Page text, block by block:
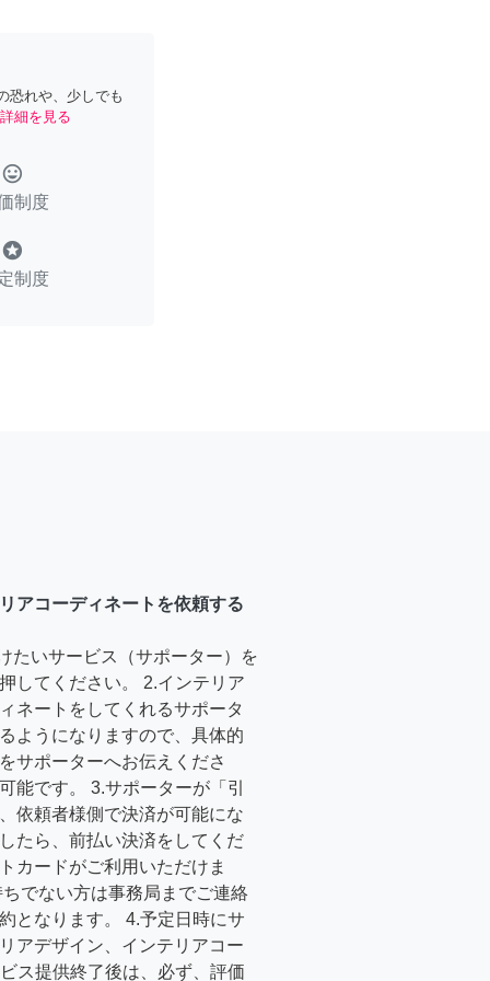
恐れや、少しでも
詳細を見る
tag_faces
制度
stars
制度
アコーディネートを依頼する
たいサービス（サポーター）を
してください。 2.インテリア
ネートをしてくれるサポータ
ようになりますので、具体的
サポーターへお伝えくださ
能です。 3.サポーターが「引
依頼者様側で決済が可能にな
たら、前払い決済をしてくだ
カードがご利用いただけま
でない方は事務局までご連絡
となります。 4.予定日時にサ
アデザイン、インテリアコー
ス提供終了後は、必ず、評価